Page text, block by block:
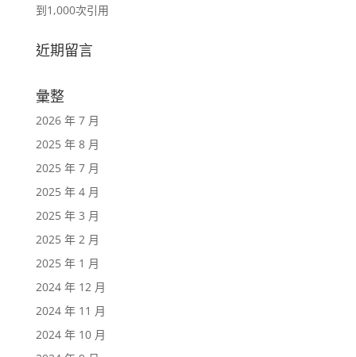
到1,000次引用
近期留言
彙整
2026 年 7 月
2025 年 8 月
2025 年 7 月
2025 年 4 月
2025 年 3 月
2025 年 2 月
2025 年 1 月
2024 年 12 月
2024 年 11 月
2024 年 10 月